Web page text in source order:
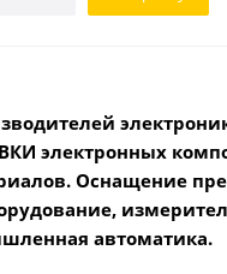
электронных
Оснащение
автоматика.